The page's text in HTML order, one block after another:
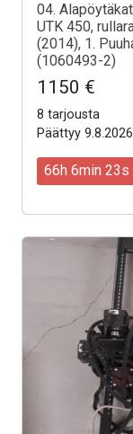
04.
UTK 450,
(2014), 1.
(1060493-2)
1150 €
8 tarjousta
Päättyy
66h 6min 21s